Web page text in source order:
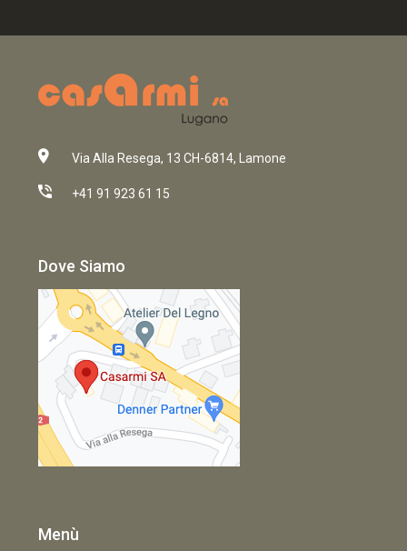
Via Alla Resega, 13 CH-6814, Lamone
+41 91 923 61 15
Dove Siamo
Menù